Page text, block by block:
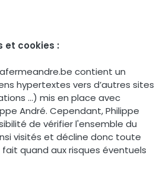
et cookies :
contient un
hypertextes vers d’autres sites
…) mis en place avec
André. Cependant, Philippe
de vérifier l'ensemble du
visités et décline donc toute
quand aux risques éventuels